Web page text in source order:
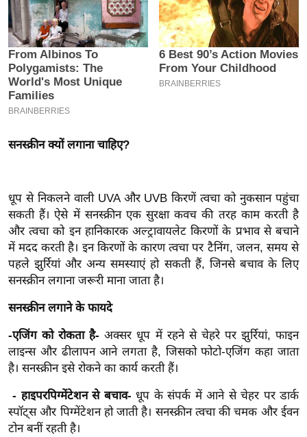
-
पे
प
र
मि
सा
ल
बे
ल
श
ख्सि
य
त
इं
डि
या
सा
हि
त्य
सनस्क्रीन क्यों लगाना चाहिए?
धूप से निकलने वाली UVA और UVB किरणें त्वचा को नुकसान पहुंचा
सकती हैं। ऐसे में सनस्क्रीन एक सुरक्षा कवच की तरह काम करती है
और त्वचा को इन हानिकारक अल्ट्रावायलेट किरणों के प्रभाव से बचाने
में मदद करती है। इन किरणों के कारण त्वचा पर टैनिंग, जलन, समय से
पहले झुर्रियां और अन्य समस्याएं हो सकती हैं, जिनसे बचाव के लिए
सनस्क्रीन लगाना जरूरी माना जाता है।
सनस्क्रीन लगाने के फायदे
-एजिंग को रोकता है-अक्सर धूप में रहने से चेहरे पर झुर्रियां, फाइन
लाइन्स और ढीलापन आने लगता है, जिसको फोटो-एजिंग कहा जाता
है। सनस्क्रीन इसे रोकने का कार्य करती हैं।
- हाइपरपिग्मेंटेशन से बचाव- धूप के संपर्क में आने से चेहर पर डार्क
स्पॉट्स और पिग्मेंटेशन हो जाती है। सनस्क्रीन त्वचा की चमक और ईवन
टोन बनीं रहती है।